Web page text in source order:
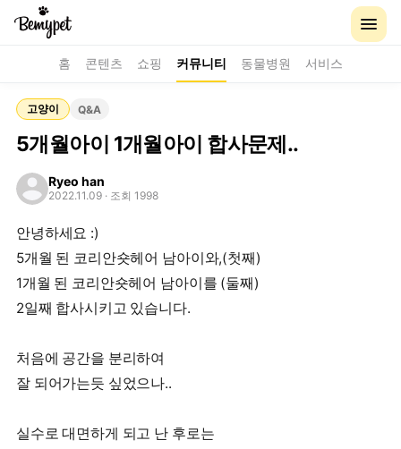
홈 콘텐츠 쇼핑 커뮤니티 동물병원 서비스
고양이 Q&A
5개월아이 1개월아이 합사문제..
Ryeo han
2022.11.09 · 조회 1998
안녕하세요 :)
5개월 된 코리안숏헤어 남아이와,(첫째)
1개월 된 코리안숏헤어 남아이를 (둘째)
2일째 합사시키고 있습니다.
처음에 공간을 분리하여
잘 되어가는듯 싶었으나..
실수로 대면하게 되고 난 후로는